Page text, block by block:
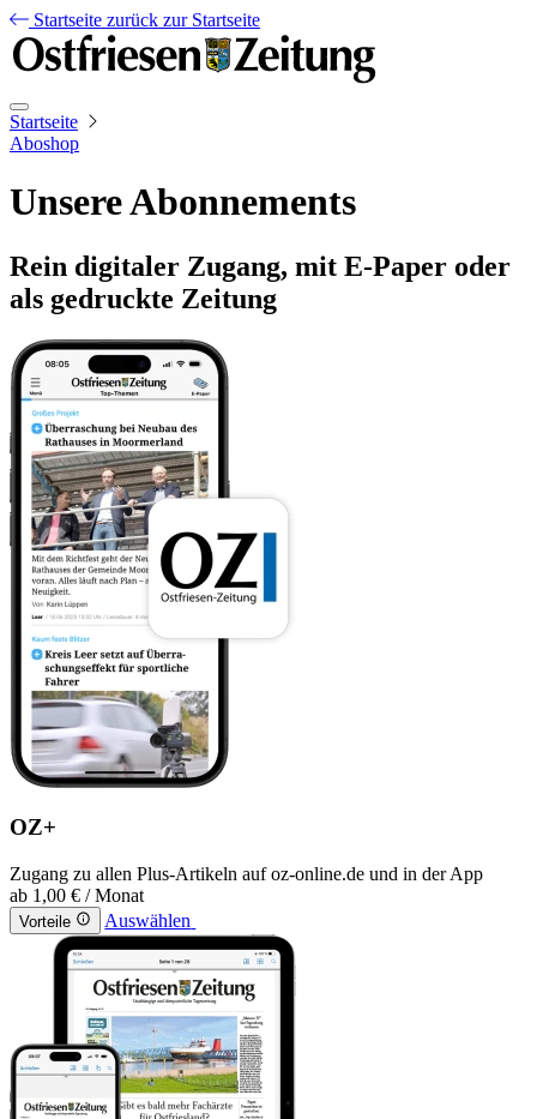
Startseite zurück zur Startseite
Startseite
Aboshop
Unsere Abonnements
Rein digitaler Zugang, mit E-Paper oder
als gedruckte Zeitung
OZ+
Zugang zu allen Plus-Artikeln auf oz-online.de und in der App
ab 1,00 € / Monat
Vorteile Auswählen